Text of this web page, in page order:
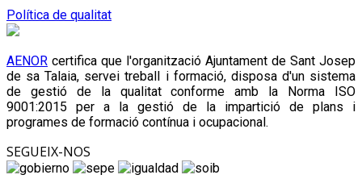
Política de qualitat
AENOR certifica que l'organització Ajuntament de Sant Josep
de sa Talaia, servei treball i formació, disposa d'un sistema
de gestió de la qualitat conforme amb la Norma ISO
9001:2015 per a la gestió de la impartició de plans i
programes de formació contínua i ocupacional.
SEGUEIX-NOS